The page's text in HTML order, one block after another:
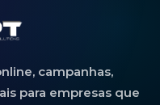
campanhas,
para empresas que